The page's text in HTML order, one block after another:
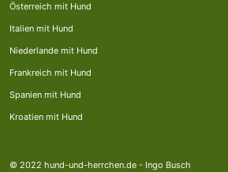
Österreich mit Hund
Italien mit Hund
Niederlande mit Hund
Frankreich mit Hund
Spanien mit Hund
Kroatien mit Hund
© 2022 hund-und-herrchen.de - Ingo Busch